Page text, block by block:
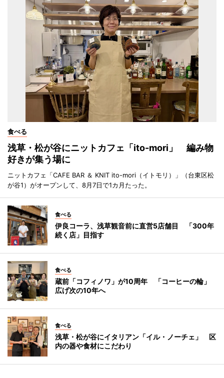
食べる
浅草・松が谷にニットカフェ「ito-mori」 編み物
好きが集う場に
ニットカフェ「CAFE BAR ＆ KNIT ito-mori（イトモリ）」（台東区松
が谷1）がオープンして、8月7日で1カ月たった。
食べる
伊良コーラ、浅草観音前に直営5店舗目 「300年
続く店」目指す
食べる
蔵前「コフィノワ」が10周年 「コーヒーの輪」
広げ次の10年へ
食べる
浅草・松が谷にイタリアン「イル・ノーチェ」 区
内の器や食材にこだわり